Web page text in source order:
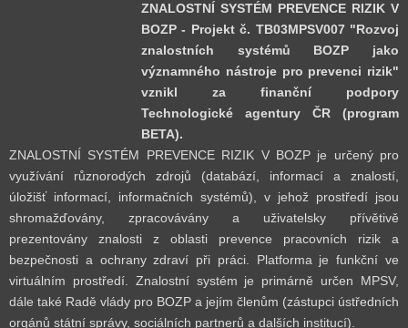
ZNALOSTNÍ SYSTÉM PREVENCE RIZIK V
BOZP - Projekt č. TB03MPSV007 "Rozvoj
znalostních systémů BOZP jako
významného nástroje pro prevenci rizik"
vznikl za finanční podpory
Technologické agentury ČR (program
BETA).
ZNALOSTNÍ SYSTÉM PREVENCE RIZIK V BOZP je určený pro
využívání různorodých zdrojů (databází, informací a znalostí,
úložišť informací, informačních systémů), v jehož prostředí jsou
shromažďovány, zpracovávány a uživatelsky přívětivě
prezentovány znalosti z oblasti prevence pracovních rizik a
bezpečnosti a ochrany zdraví při práci. Platforma je funkční ve
virtuálním prostředí. Znalostní systém je primárně určen MPSV,
dále také Radě vlády pro BOZP a jejím členům (zástupci ústředních
orgánů státní správy, sociálních partnerů a dalších institucí).